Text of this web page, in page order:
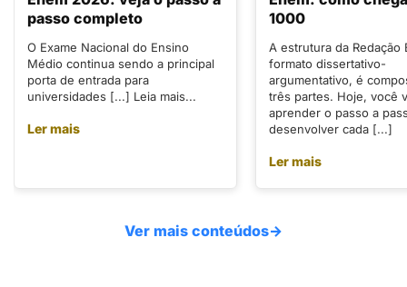
passo completo
O Exame Nacional do Ensino
Médio continua sendo a principal
porta de entrada para
universidades [...] Leia mais...
Ler mais
1000
A estrutura da Redação
formato dissertativo-
argumentativo, é
três partes. Hoje, você
aprender o passo a
desenvolver cada [...]
Ler mais
Ver mais conteúdos→